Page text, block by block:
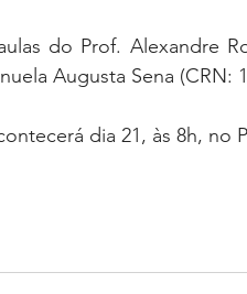
do Prof. Alexandre
Augusta Sena (CRN:
dia 21, às 8h, no